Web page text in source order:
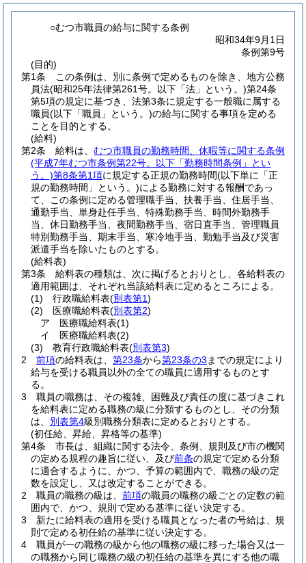
○むつ市職員の給与に関する条例
昭和34年9月1日
条例第9号
(目的)
第1条
この条例は、別に条例で定めるものを除き、地方公務
員法(昭和25年法律第261号。以下「法」という。)第24条
第5項の規定に基づき、法第3条に規定する一般職に属する
職員(以下「職員」という。)の給与に関する事項を定める
ことを目的とする。
(給料)
第2条
給料は、 むつ市職員の勤務時間、休暇等に関する条例
(平成7年むつ市条例第22号。以下「勤務時間条例」とい
う。)第8条第1項に規定する正規の勤務時間(以下単に「正
規の勤務時間」という。)による勤務に対する報酬であっ
て、この条例に定める管理職手当、扶養手当、住居手当、
通勤手当、単身赴任手当、特殊勤務手当、時間外勤務手
当、休日勤務手当、夜間勤務手当、宿日直手当、管理職員
特別勤務手当、期末手当、寒冷地手当、勤勉手当及び災害
派遣手当を除いたものとする。
(給料表)
第3条
給料表の種類は、次に掲げるとおりとし、各給料表の
適用範囲は、それぞれ当該給料表に定めるところによる。
(1)
行政職給料表(別表第1)
(2)
医療職給料表(別表第2)
ア
医療職給料表(1)
イ
医療職給料表(2)
(3)
教育行政職給料表(別表第3)
2
前項の給料表は、 第23条から第23条の3 までの規定により
給与を受ける職員以外の全ての職員に適用するものとす
る。
3
職員の職務は、その複雑、困難及び責任の度に基づきこれ
を給料表に定める職務の級に分類するものとし、その分類
は、 別表第4級別職務分類表に定めるとおりとする。
(初任給、昇給、昇格等の基準)
第4条
市長は、組織に関する法令、条例、規則及び市の機関
の定める規程の趣旨に従い、及び前条の規定で定める分類
に適合するように、かつ、予算の範囲内で、職務の級の定
数を設定し、又は改定することができる。
2
職員の職務の級は、 前項の職員の職務の級ごとの定数の範
囲内で、かつ、規則で定める基準に従い決定する。
3
新たに給料表の適用を受ける職員となった者の号給は、規
則で定める初任給の基準に従い決定する。
4
職員が一の職務の級から他の職務の級に移った場合又は一
の職務から同じ職務の級の初任給の基準を異にする他の職